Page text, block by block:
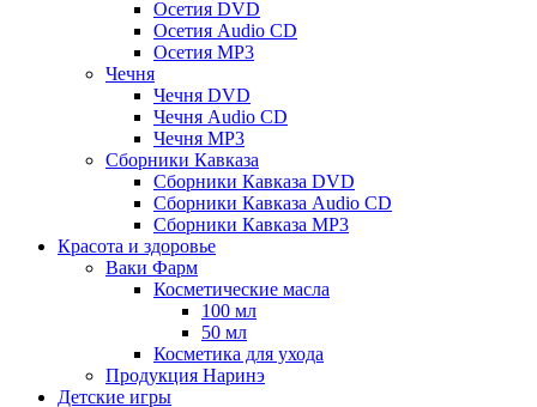
Осетия DVD
Осетия Audio CD
Осетия MP3
Чечня
Чечня DVD
Чечня Audio CD
Чечня MP3
Сборники Кавказа
Сборники Кавказа DVD
Сборники Кавказа Audio CD
Сборники Кавказа MP3
Красота и здоровье
Ваки Фарм
Косметические масла
100 мл
50 мл
Косметика для ухода
Продукция Наринэ
Детские игры